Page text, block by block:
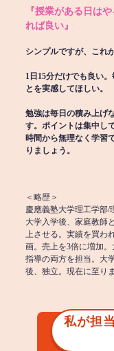
『授業がある日は
れば良い』
シンプルですが、これ
1日15分だけでも良い
とを実感してほしい。
勉強は毎日の積み上げ
す。ポイントは集中し
時間から無理なく学習
りましょう。
＜略歴＞
慶應義塾大学理工学部/
大学入学後、家庭教師
上させる。実績を買わ
画。売上を3倍に増加
指導の両方を担当。大
後、独立。現在に至りま
私が担